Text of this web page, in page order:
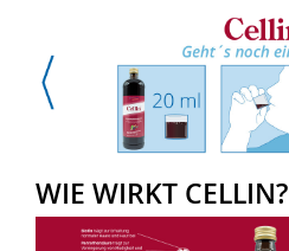
WIE WIRKT CELLIN?